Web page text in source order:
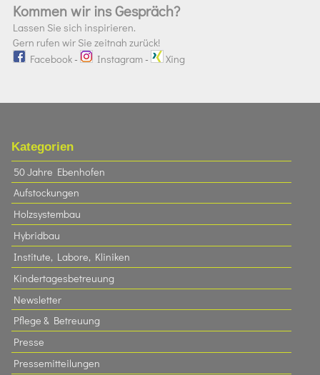
Kommen wir ins Gespräch?
Lassen Sie sich inspirieren.
Gern rufen wir Sie zeitnah zurück!
Facebook- Instagram- Xing
Kategorien
50 Jahre Ebenhofen
Aufstockungen
Holzsystembau
Hybridbau
Institute, Labore, Kliniken
Kindertagesbetreuung
Newsletter
Pflege & Betreuung
Presse
Pressemitteilungen